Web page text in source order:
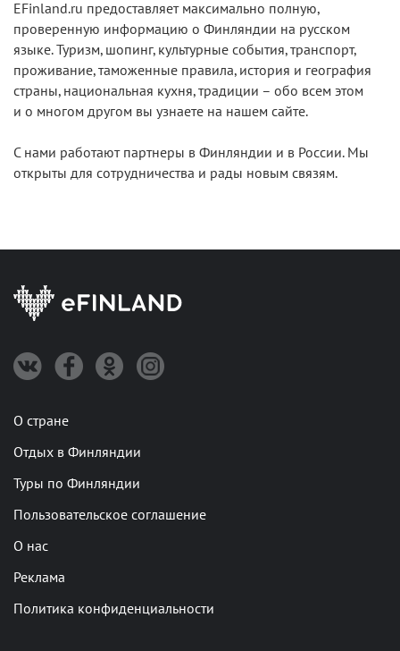
EFinland.ru предоставляет максимально полную,
проверенную информацию о Финляндии на русском
языке. Туризм, шопинг, культурные события, транспорт,
проживание, таможенные правила, история и география
страны, национальная кухня, традиции – обо всем этом
и о многом другом вы узнаете на нашем сайте.
С нами работают партнеры в Финляндии и в России. Мы
открыты для сотрудничества и рады новым связям.
О стране
Отдых в Финляндии
Туры по Финляндии
Пользовательское соглашение
О нас
Реклама
Политика конфиденциальности